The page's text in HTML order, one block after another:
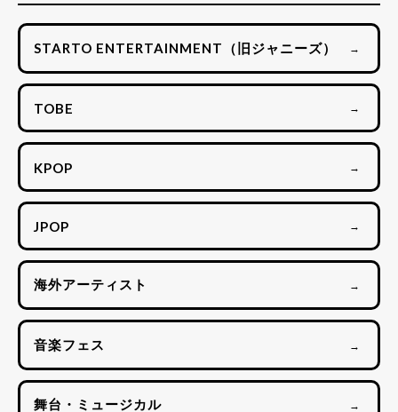
STARTO ENTERTAINMENT（旧ジャニーズ） →
TOBE →
KPOP →
JPOP →
海外アーティスト →
音楽フェス →
舞台・ミュージカル →